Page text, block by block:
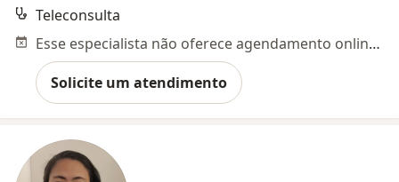
Teleconsulta
Esse especialista não oferece agendamento online para esse endereço.
Solicite um atendimento